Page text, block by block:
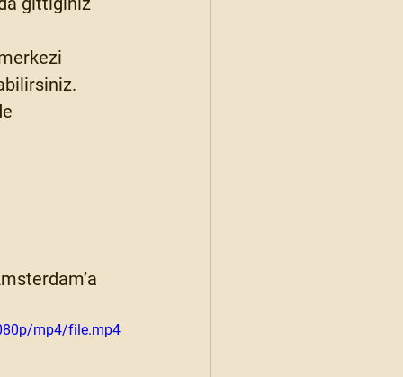
mp4/file.mp4